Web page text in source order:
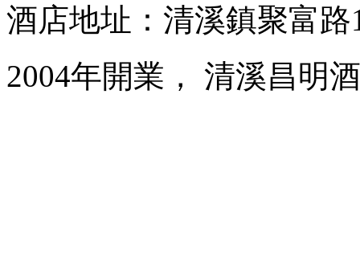
酒店地址：清溪鎮聚富路
2004年開業， 清溪昌